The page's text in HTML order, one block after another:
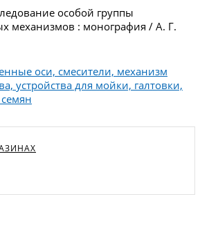
особой группы
механизмов : монография / А. Г.
оси, смесители, механизм
устройства для мойки, галтовки,